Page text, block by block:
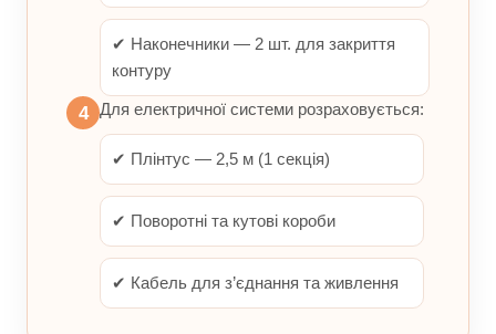
✔ Наконечники — 2 шт. для закриття
контуру
4 Для електричної системи розраховується:
✔ Плінтус — 2,5 м (1 секція)
✔ Поворотні та кутові короби
✔ Кабель для з’єднання та живлення